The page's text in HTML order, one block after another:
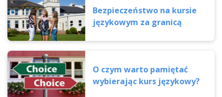
Bezpieczeństwo na kursie
językowym za granicą
O czym warto pamiętać
wybierając kurs językowy?